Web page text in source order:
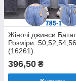
Жіночі джинси
Розміри:
(16261)
396,50 ₴